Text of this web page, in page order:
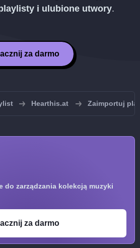
i ulubione utwory.
za darmo
Hearthis.at Zaimportuj
do zarządzania kolekcją muzyki
za darmo